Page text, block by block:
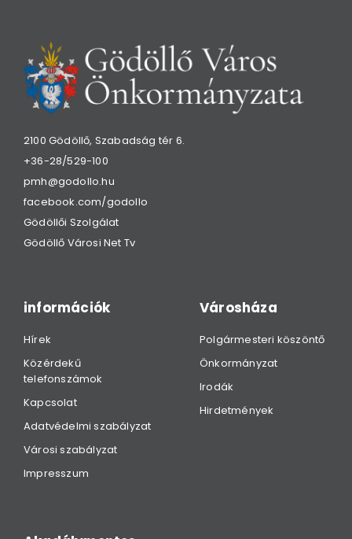
2100 Gödöllő, Szabadság tér 6.
+36-28/529-100
pmh@godollo.hu
facebook.com/godollo
Gödöllői Szolgálat
Gödöllő Városi Net Tv
információk
Hírek
Közérdekű
telefonszámok
Kapcsolat
Adatvédelmi szabályzat
Városi szabályzat
Impresszum
Városháza
Polgármesteri köszöntő
Önkormányzat
Irodák
Hirdetmények